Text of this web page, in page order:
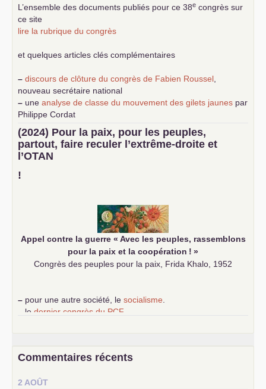
L’ensemble des documents publiés pour ce 38e congrès sur
ce site
lire la rubrique du congrès
et quelques articles clés complémentaires
– discours de clôture du congrès de Fabien Roussel
nouveau secrétaire national
– une analyse de classe du mouvement des gilets jaunes par
Philippe Cordat
–
un texte de Jean-Claude Delaunay
le marxisme est la
science sociale de notre temps
–un appel proposé aux partis communistes et ouvrier
d’Europe
–
(2024) Pour la paix, pour les peuples,
partout, faire reculer l’extrême-droite et
l’OTAN
!
Appel contre la guerre « Avec les peuples, rassemblons
pour la paix et la coopération ! »
Congrès des peuples pour la paix, Frida Khalo, 1952
– pour une autre société, le socialisme
le dernier congrès du PCF
science sociale de notre temps
d’Europe
Commentaires récents
2 AOÛT